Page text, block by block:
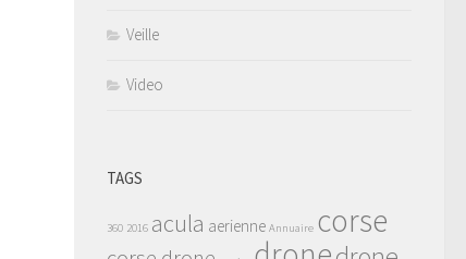
Veille
Video
TAGS
360 2016 acula aerienne Annuaire corse